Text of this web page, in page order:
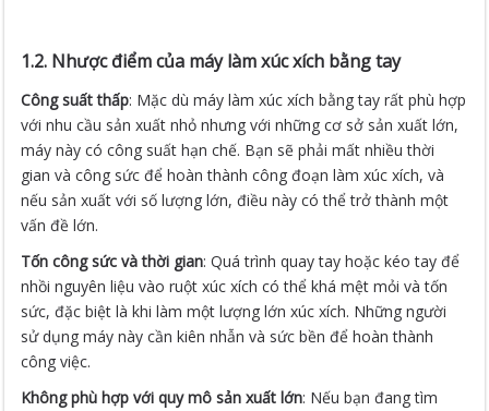
1.2. Nhược điểm của máy làm xúc xích bằng tay
Công suất thấp: Mặc dù máy làm xúc xích bằng tay rất phù hợp
với nhu cầu sản xuất nhỏ nhưng với những cơ sở sản xuất lớn,
máy này có công suất hạn chế. Bạn sẽ phải mất nhiều thời
gian và công sức để hoàn thành công đoạn làm xúc xích, và
nếu sản xuất với số lượng lớn, điều này có thể trở thành một
vấn đề lớn.
Tốn công sức và thời gian: Quá trình quay tay hoặc kéo tay để
nhồi nguyên liệu vào ruột xúc xích có thể khá mệt mỏi và tốn
sức, đặc biệt là khi làm một lượng lớn xúc xích. Những người
sử dụng máy này cần kiên nhẫn và sức bền để hoàn thành
công việc.
Không phù hợp với quy mô sản xuất lớn: Nếu bạn đang tìm